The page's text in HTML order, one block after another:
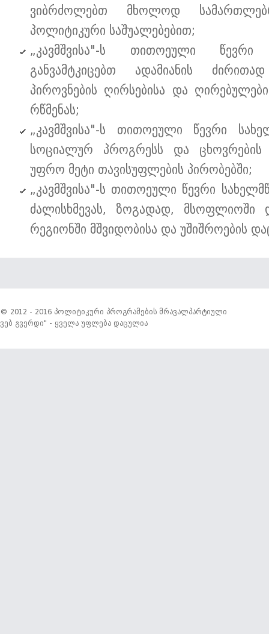
ვიბრძოლებთ მხოლოდ
პოლიტიკური საშუალებებით;
„კავმშვისა"-ს თითოეული
განვამტკიცებთ ადამიანის
პიროვნების ღირსებისა და
რწმენას;
„კავმშვისა"-ს თითოეული წევრი
სოციალურ პროგრესს და ცხოვრების
უფრო მეტი თავისუფლების პირობებში;
„კავმშვისა"-ს თითოეული წევრი
ძალისხმევას, ზოგადად, მსოფლიოში
რეგიონში მშვიდობისა და უშიშროების
© 2012 - 2016 პოლიტიკური პროგრამების მრავალპარტიული
ვებ გვერდი" - ყველა უფლება დაცულია